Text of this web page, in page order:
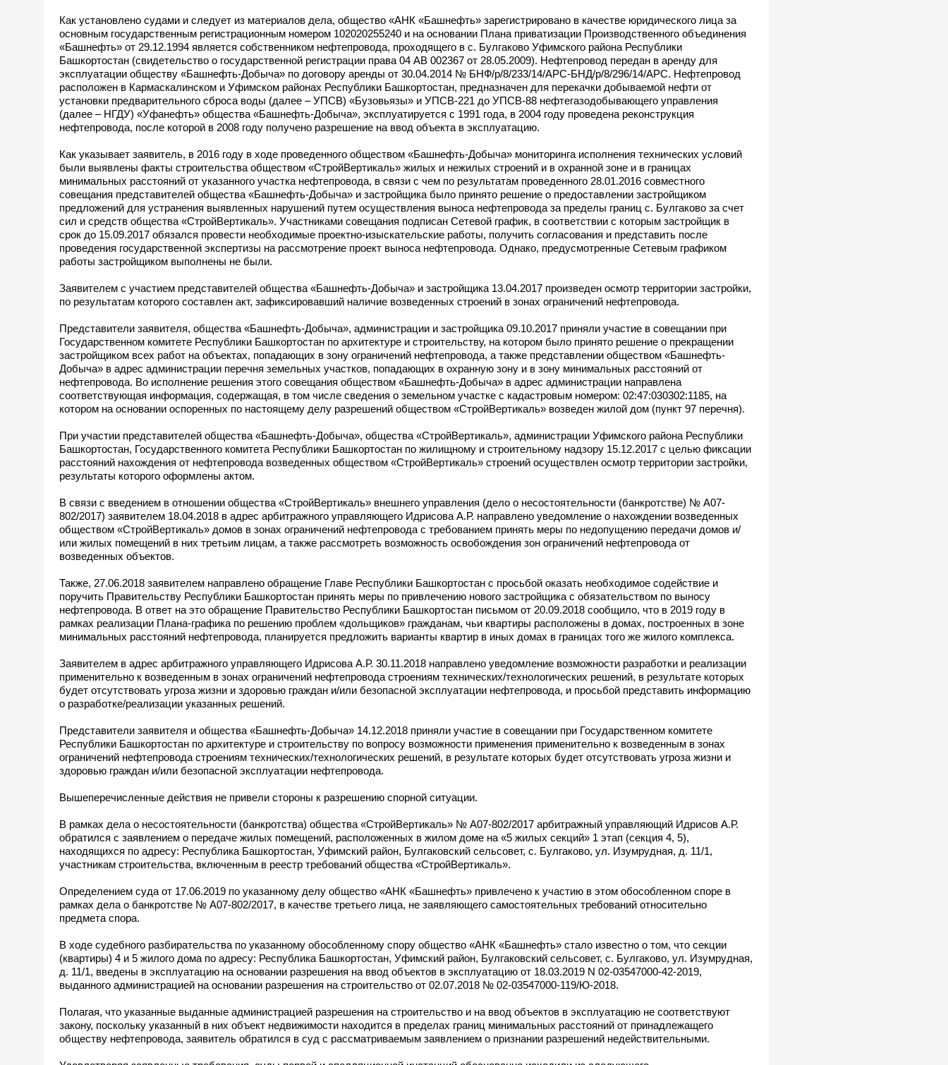
Как установлено судами и следует из материалов дела, общество «АНК «Башнефть» зарегистрировано в качестве юридического лица за
основным государственным регистрационным номером 102020255240 и на основании Плана приватизации Производственного объединения
«Башнефть» от 29.12.1994 является собственником нефтепровода, проходящего в с. Булгаково Уфимского района Республики
Башкортостан (свидетельство о государственной регистрации права 04 АВ 002367 от 28.05.2009). Нефтепровод передан в аренду для
эксплуатации обществу «Башнефть-Добыча» по договору аренды от 30.04.2014 № БНФ/р/8/233/14/АРС-БНД/р/8/296/14/АРС. Нефтепровод
расположен в Кармаскалинском и Уфимском районах Республики Башкортостан, предназначен для перекачки добываемой нефти от
установки предварительного сброса воды (далее – УПСВ) «Бузовьязы» и УПСВ-221 до УПСВ-88 нефтегазодобывающего управления
(далее – НГДУ) «Уфанефть» общества «Башнефть-Добыча», эксплуатируется с 1991 года, в 2004 году проведена реконструкция
нефтепровода, после которой в 2008 году получено разрешение на ввод объекта в эксплуатацию.
Как указывает заявитель, в 2016 году в ходе проведенного обществом «Башнефть-Добыча» мониторинга исполнения технических условий
были выявлены факты строительства обществом «СтройВертикаль» жилых и нежилых строений и в охранной зоне и в границах
минимальных расстояний от указанного участка нефтепровода, в связи с чем по результатам проведенного 28.01.2016 совместного
совещания представителей общества «Башнефть-Добыча» и застройщика было принято решение о предоставлении застройщиком
предложений для устранения выявленных нарушений путем осуществления выноса нефтепровода за пределы границ с. Булгаково за счет
сил и средств общества «СтройВертикаль». Участниками совещания подписан Сетевой график, в соответствии с которым застройщик в
срок до 15.09.2017 обязался провести необходимые проектно-изыскательские работы, получить согласования и представить после
проведения государственной экспертизы на рассмотрение проект выноса нефтепровода. Однако, предусмотренные Сетевым графиком
работы застройщиком выполнены не были.
Заявителем с участием представителей общества «Башнефть-Добыча» и застройщика 13.04.2017 произведен осмотр территории застройки,
по результатам которого составлен акт, зафиксировавший наличие возведенных строений в зонах ограничений нефтепровода.
Представители заявителя, общества «Башнефть-Добыча», администрации и застройщика 09.10.2017 приняли участие в совещании при
Государственном комитете Республики Башкортостан по архитектуре и строительству, на котором было принято решение о прекращении
застройщиком всех работ на объектах, попадающих в зону ограничений нефтепровода, а также представлении обществом «Башнефть-
Добыча» в адрес администрации перечня земельных участков, попадающих в охранную зону и в зону минимальных расстояний от
нефтепровода. Во исполнение решения этого совещания обществом «Башнефть-Добыча» в адрес администрации направлена
соответствующая информация, содержащая, в том числе сведения о земельном участке с кадастровым номером: 02:47:030302:1185, на
котором на основании оспоренных по настоящему делу разрешений обществом «СтройВертикаль» возведен жилой дом (пункт 97 перечня).
При участии представителей общества «Башнефть-Добыча», общества «СтройВертикаль», администрации Уфимского района Республики
Башкортостан, Государственного комитета Республики Башкортостан по жилищному и строительному надзору 15.12.2017 с целью фиксации
расстояний нахождения от нефтепровода возведенных обществом «СтройВертикаль» строений осуществлен осмотр территории застройки,
результаты которого оформлены актом.
В связи с введением в отношении общества «СтройВертикаль» внешнего управления (дело о несостоятельности (банкротстве) № А07-
802/2017) заявителем 18.04.2018 в адрес арбитражного управляющего Идрисова А.Р. направлено уведомление о нахождении возведенных
обществом «СтройВертикаль» домов в зонах ограничений нефтепровода с требованием принять меры по недопущению передачи домов и/
или жилых помещений в них третьим лицам, а также рассмотреть возможность освобождения зон ограничений нефтепровода от
возведенных объектов.
Также, 27.06.2018 заявителем направлено обращение Главе Республики Башкортостан с просьбой оказать необходимое содействие и
поручить Правительству Республики Башкортостан принять меры по привлечению нового застройщика с обязательством по выносу
нефтепровода. В ответ на это обращение Правительство Республики Башкортостан письмом от 20.09.2018 сообщило, что в 2019 году в
рамках реализации Плана-графика по решению проблем «дольщиков» гражданам, чьи квартиры расположены в домах, построенных в зоне
минимальных расстояний нефтепровода, планируется предложить варианты квартир в иных домах в границах того же жилого комплекса.
Заявителем в адрес арбитражного управляющего Идрисова А.Р. 30.11.2018 направлено уведомление возможности разработки и реализации
применительно к возведенным в зонах ограничений нефтепровода строениям технических/технологических решений, в результате которых
будет отсутствовать угроза жизни и здоровью граждан и/или безопасной эксплуатации нефтепровода, и просьбой представить информацию
о разработке/реализации указанных решений.
Представители заявителя и общества «Башнефть-Добыча» 14.12.2018 приняли участие в совещании при Государственном комитете
Республики Башкортостан по архитектуре и строительству по вопросу возможности применения применительно к возведенным в зонах
ограничений нефтепровода строениям технических/технологических решений, в результате которых будет отсутствовать угроза жизни и
здоровью граждан и/или безопасной эксплуатации нефтепровода.
Вышеперечисленные действия не привели стороны к разрешению спорной ситуации.
В рамках дела о несостоятельности (банкротства) общества «СтройВертикаль» № А07-802/2017 арбитражный управляющий Идрисов А.Р.
обратился с заявлением о передаче жилых помещений, расположенных в жилом доме на «5 жилых секций» 1 этап (секция 4, 5),
находящихся по адресу: Республика Башкортостан, Уфимский район, Булгаковский сельсовет, с. Булгаково, ул. Изумрудная, д. 11/1,
участникам строительства, включенным в реестр требований общества «СтройВертикаль».
Определением суда от 17.06.2019 по указанному делу общество «АНК «Башнефть» привлечено к участию в этом обособленном споре в
рамках дела о банкротстве № А07-802/2017, в качестве третьего лица, не заявляющего самостоятельных требований относительно
предмета спора.
В ходе судебного разбирательства по указанному обособленному спору общество «АНК «Башнефть» стало известно о том, что секции
(квартиры) 4 и 5 жилого дома по адресу: Республика Башкортостан, Уфимский район, Булгаковский сельсовет, с. Булгаково, ул. Изумрудная,
д. 11/1, введены в эксплуатацию на основании разрешения на ввод объектов в эксплуатацию от 18.03.2019 N 02-03547000-42-2019,
выданного администрацией на основании разрешения на строительство от 02.07.2018 № 02-03547000-119/Ю-2018.
Полагая, что указанные выданные администрацией разрешения на строительство и на ввод объектов в эксплуатацию не соответствуют
закону, поскольку указанный в них объект недвижимости находится в пределах границ минимальных расстояний от принадлежащего
обществу нефтепровода, заявитель обратился в суд с рассматриваемым заявлением о признании разрешений недействительными.